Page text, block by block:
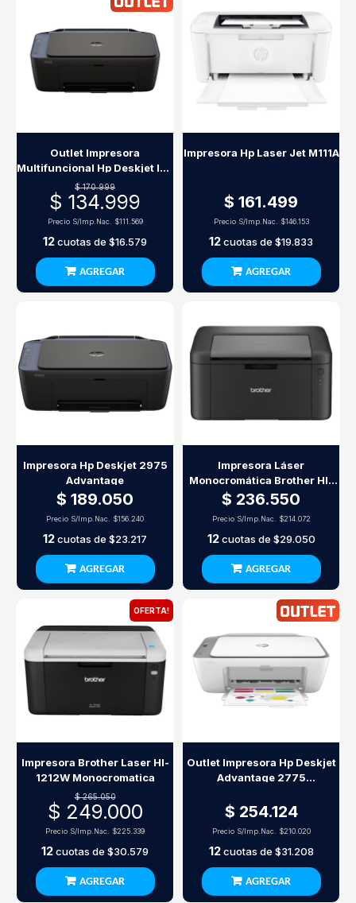
Outlet Impresora
Multifuncional Hp Deskjet Ink
Advantage 2975 Wi-Fi
$ 170.999
$ 134.999
Precio S/Imp.Nac. $111.569
12cuotas de $16.579
AGREGAR
Impresora Hp Laser Jet M111A
$ 161.499
Precio S/Imp.Nac. $146.153
12cuotas de $19.833
AGREGAR
Impresora Hp Deskjet 2975
Advantage
$ 189.050
Precio S/Imp.Nac. $156.240
12cuotas de $23.217
AGREGAR
Impresora Láser
Monocromática Brother Hl-
L1222 21Ppm Usb
$ 236.550
Precio S/Imp.Nac. $214.072
12cuotas de $29.050
AGREGAR
OFERTA!
Impresora Brother Laser Hl-
1212W Monocromatica
$ 265.050
$ 249.000
Precio S/Imp.Nac. $225.339
12cuotas de $30.579
AGREGAR
Outlet Impresora Hp Deskjet
Advantage 2775
$ 254.124
Precio S/Imp.Nac. $210.020
12cuotas de $31.208
AGREGAR